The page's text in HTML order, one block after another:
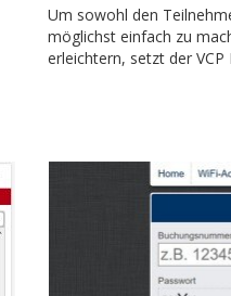
Um sowohl den
möglichst einfach zu
erleichtern, setzt der